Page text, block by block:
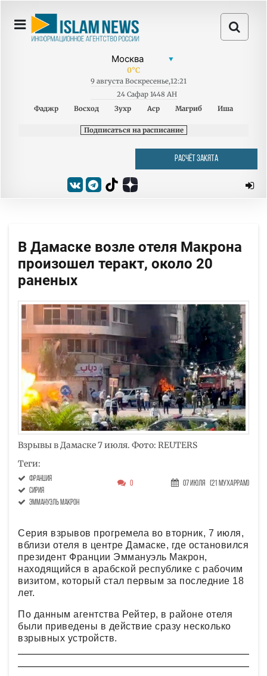
0°C
9 августа Воскресенье,12:21
24 Сафар 1448 AH
Фаджр
Восход Зухр Аср Магриб Иша
Подписаться на расписание
РАСЧЁТ ЗАКЯТА
В Дамаске возле отеля Макрона
произошел теракт, около 20
раненых
Взрывы в Дамаске 7 июля. Фото: REUTERS
Теги:
Франция
Сирия
Эммануэль Макрон
0 07 Июля (21 Мухаррам)
Серия взрывов прогремела во вторник, 7 июля,
вблизи отеля в центре Дамаске, где остановился
президент Франции Эммануэль Макрон,
находящийся в арабской республике с рабочим
визитом, который стал первым за последние 18
лет.
По данным агентства Рейтер, в районе отеля
были приведены в действие сразу несколько
взрывных устройств.